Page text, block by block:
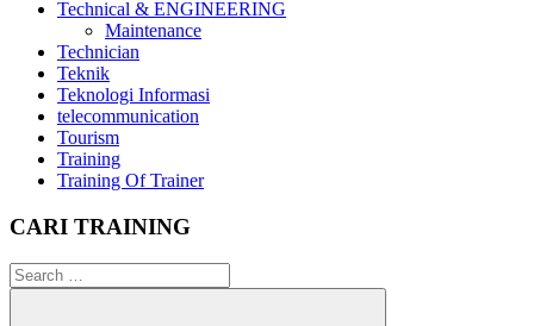
Technical & ENGINEERING
Maintenance
Technician
Teknik
Teknologi Informasi
telecommunication
Tourism
Training
Training Of Trainer
CARI TRAINING
Search
for: